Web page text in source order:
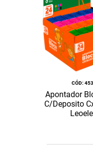
:
Apontador
C/Deposito